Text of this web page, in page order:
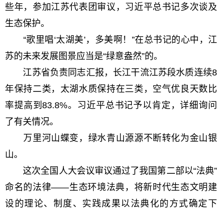
些年，参加江苏代表团审议，习近平总书记多次谈及
生态保护。
“歌里唱‘太湖美’，多美啊！”在总书记的心中，江
苏的未来发展图景应当是“绿意盎然”的。
江苏省负责同志汇报，长江干流江苏段水质连续8
年保持二类，太湖水质保持在三类，空气优良天数比
率提高到83.8%。习近平总书记予以肯定，详细询问
了有关情况。
万里河山蝶变，绿水青山源源不断转化为金山银
山。
这次全国人大会议审议通过了我国第二部以“法典”
命名的法律——生态环境法典，将新时代生态文明建
设的理论、制度、实践成果以法典化的方式确定下